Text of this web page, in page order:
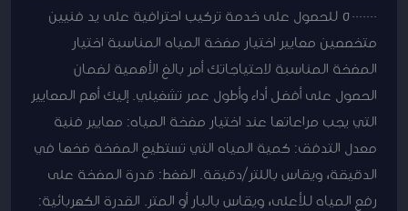
50000000 للحصول على خدمة تركيب احترافية على يد فنيين
متخصصين معايير اختيار مضخة المياه المناسبة اختيار
المضخة المناسبة لاحتياجاتك أمر بالغ الأهمية لضمان
الحصول على أفضل أداء وأطول عمر تشغيلي. إليك أهم المعايير
التي يجب مراعاتها عند اختيار مضخة المياه: معايير فنية
معدل التدفق: كمية المياه التي تستطيع المضخة ضخها في
الدقيقة، ويقاس باللتر/دقيقة. الضغط: قدرة المضخة على
رفع المياه للأعلى، ويقاس بالبار أو المتر. القدرة الكهربائية: